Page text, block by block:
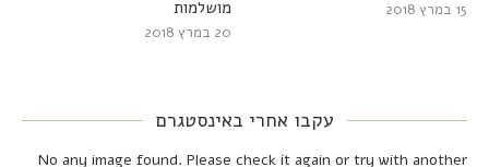
מושלמות
20 במרץ 2018
15 במרץ 2018
עקבו אחרי באינסטגרם
No any image found. Please check it again or try with another